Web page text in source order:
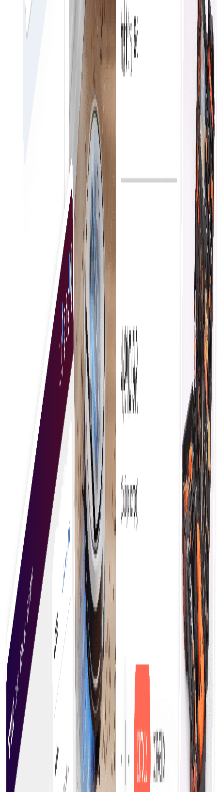
Kunjungi MarketPlace
Pembelian yang Disederhanakan
Mulai melakukan pengadaan saat itu juga
memungkinkan bisnis untuk membuat keputusan
pembelian segera, merampingkan operasi dan
meningkatkan efisiensi. Pendekatan ini mengurangi
penundaan, memastikan akses tepat waktu ke
barang dan layanan penting.
Visibilitas Penuh
Mengelola dan mengendalikan pengeluaran
organisasi secara efektif akan meningkatkan
kepatuhan terhadap anggaran, mengidentifikasi
peluang penghematan biaya, dan mendorong
pengambilan keputusan strategis untuk
pertumbuhan yang berkelanjutan.
Aturan Bisnis yang Konsisten
Memastikan keseragaman dalam pengambilan
keputusan, meningkatkan kepatuhan, dan
merampingkan proses, yang mengarah pada
peningkatan efisiensi dan mengurangi kesalahan.
Temukan Kebutuhan Bisnis Anda
Menemukan produk dan layanan terbaik melibatkan
penelitian menyeluruh, membandingkan pilihan,
membaca ulasan, dan memanfaatkan rekomendasi
untuk memastikan kualitas, nilai, dan kepuasan
dalam pilihan Anda.
Dapatkan Kutipan dengan Mudah
Dapatkan penawaran harga dengan mudah dengan
memanfaatkan proses yang efisien yang
menghubungkan pembeli dengan beberapa
pemasok, memungkinkan perbandingan cepat dan
keputusan yang tepat tanpa perlu repot mencari
tahu secara manual.
Ambil Keputusan Pembelian Lebih Cepat
Meningkatkan efisiensi, memungkinkan bisnis untuk
menangkap peluang dengan cepat. Proses yang
efisien, informasi yang jelas, dan opsi yang dapat
diakses memberdayakan pembeli untuk bertindak
tegas dan percaya diri.
Pembelian yang Disederhanakan